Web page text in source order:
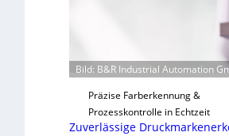
g
u
s
Bild: B&R Industrial Automation
Präzise Farberkennung &
Prozesskontrolle in Echtzeit
Zuverlässige